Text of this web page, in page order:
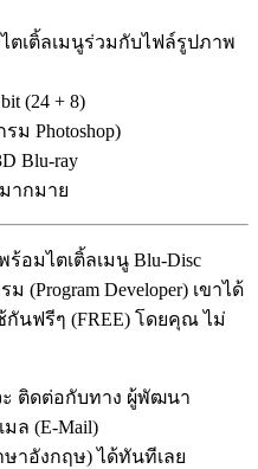
ตเติ้ลเมนูร่วมกับไฟล์รูปภาพ
(24 + 8)
ม Photoshop)
Blu-ray
ากมาย
อมไตเติ้ลเมนู Blu-Disc
(Program Developer) เขาได้
นฟรีๆ (FREE) โดยคุณ ไม่
ติดต่อกับทาง ผู้พัฒนา
ล (E-Mail)
าษาอังกฤษ) ได้ทันทีเลย